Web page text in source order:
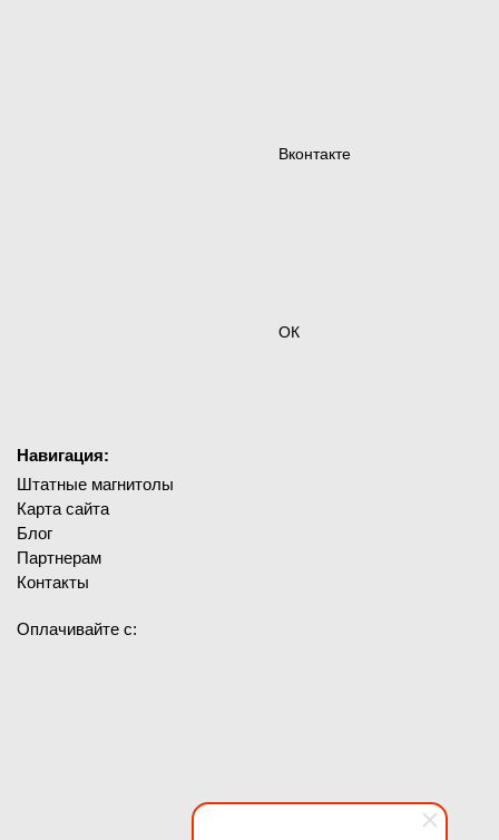
Вконтакте
ОК
Навигация:
Штатные магнитолы
Карта сайта
Блог
Партнерам
Контакты
Оплачивайте с: